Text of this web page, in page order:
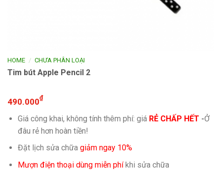
HOME / CHƯA PHÂN LOẠI
Tim bút Apple Pencil 2
490.000₫
Giá công khai, không tính thêm phí: giá RẺ CHẤP HẾT -Ở
đâu rẻ hơn hoàn tiền!
Đặt lịch sửa chữa giảm ngay 10%
Mượn điện thoại dùng miễn phíkhi sửa chữa